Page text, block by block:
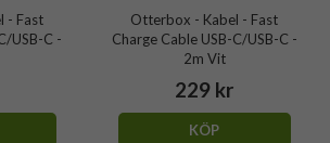
- Fast
USB-C -
Otterbox - Kabel - Fast
Charge Cable USB-C/USB-C -
2m Vit
229 kr
KÖP